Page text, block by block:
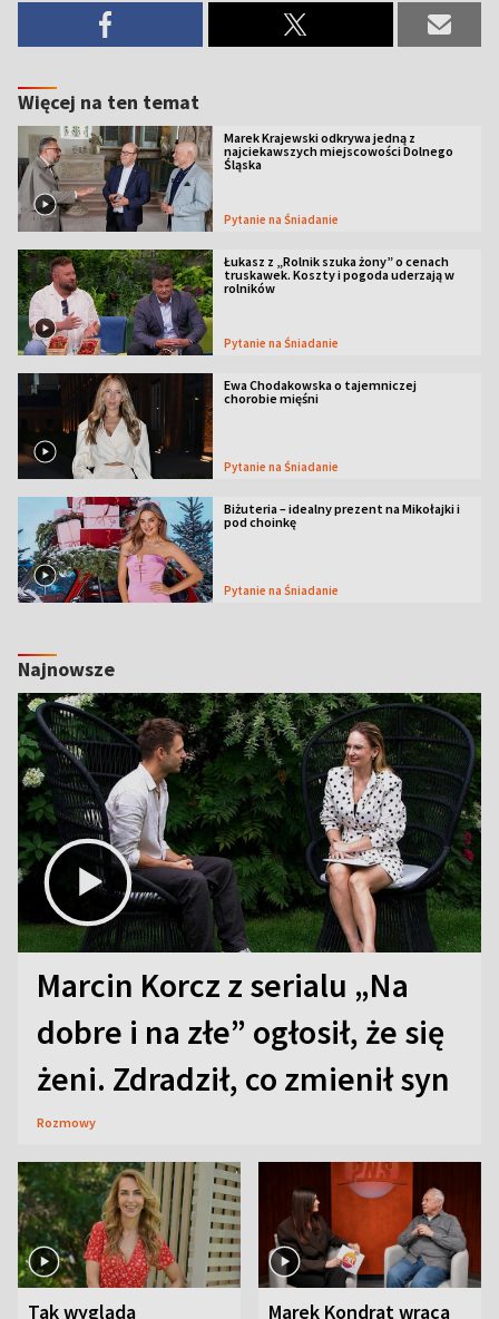
Więcej na ten temat
Marek Krajewski odkrywa jedną z
najciekawszych miejscowości Dolnego
Śląska
Pytanie na Śniadanie
Łukasz z „Rolnik szuka żony” o cenach
truskawek. Koszty i pogoda uderzają w
rolników
Pytanie na Śniadanie
Ewa Chodakowska o tajemniczej
chorobie mięśni
Pytanie na Śniadanie
Biżuteria – idealny prezent na Mikołajki i
pod choinkę
Pytanie na Śniadanie
Najnowsze
Marcin Korcz z serialu „Na
dobre i na złe” ogłosił, że się
żeni. Zdradził, co zmienił syn
Rozmowy
Tak wygląda Marek Kondrat wraca